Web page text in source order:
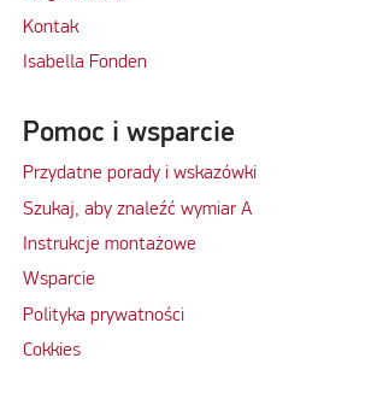
Kontak
Isabella Fonden
Pomoc i wsparcie
Przydatne porady i wskazówki
Szukaj, aby znaleźć wymiar A
Instrukcje montażowe
Wsparcie
Polityka prywatności
Cokkies